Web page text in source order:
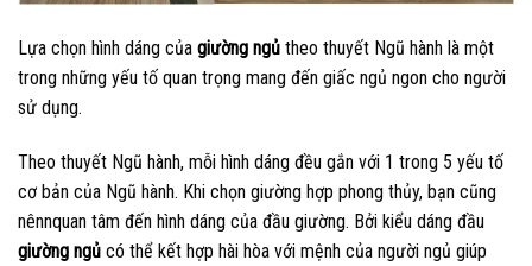
Lựa chọn hình dáng của giường ngủ theo thuyết Ngũ hành là một
trong những yếu tố quan trọng mang đến giấc ngủ ngon cho người
sử dụng.
Theo thuyết Ngũ hành, mỗi hình dáng đều gắn với 1 trong 5 yếu tố
cơ bản của Ngũ hành. Khi chọn giường hợp phong thủy, bạn cũng
nênnquan tâm đến hình dáng của đầu giường. Bởi kiểu dáng đầu
giường ngủ có thể kết hợp hài hòa với mệnh của người ngủ giúp